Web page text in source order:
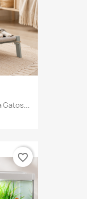
Gatos...
favorite_border